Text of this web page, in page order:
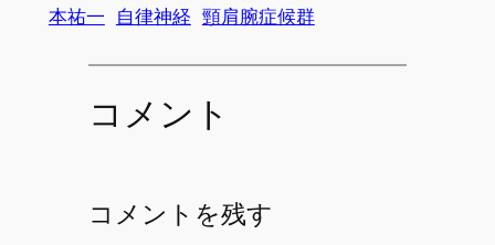
本祐一
自律神経 頸肩腕症候群
コメント
コメントを残す